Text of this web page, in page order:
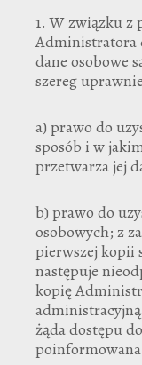
1. W związku z
Administratora
dane osobowe
szereg
a) prawo do
sposób i w
przetwarza jej
b) prawo do
osobowych; z
pierwszej kopii
następuje
kopię
żąda dostępu